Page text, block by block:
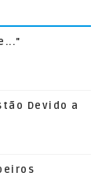
Devido a